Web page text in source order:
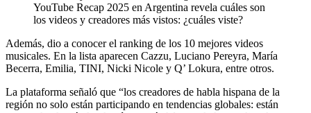
YouTube Recap 2025 en Argentina revela cuáles son
los videos y creadores más vistos: ¿cuáles viste?
Además, dio a conocer el ranking de los 10 mejores videos
musicales. En la lista aparecen Cazzu, Luciano Pereyra, María
Becerra, Emilia, TINI, Nicki Nicole y Q’ Lokura, entre otros.
La plataforma señaló que “los creadores de habla hispana de la
región no solo están participando en tendencias globales: están